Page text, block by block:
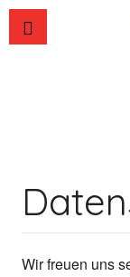
Wir freuen uns